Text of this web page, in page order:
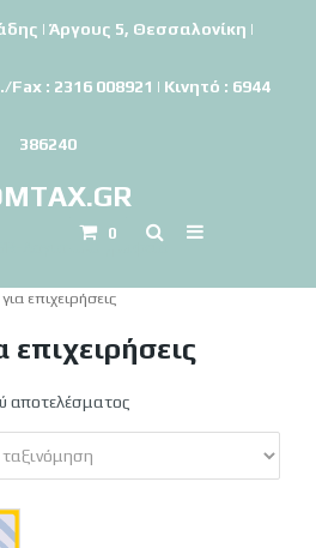
| Άργους 5, Θεσσαλονίκη |
: 2316 008921 | Κινητό : 6944
386240
0
Λογιστικό γραφείο
επιχειρήσεις
επιχειρήσεις
αποτελέσματος